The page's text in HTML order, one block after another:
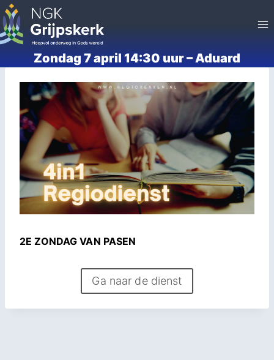
Doorgaan
naar
inhoud
Zondag 7 april 14:30 uur – Aduard
2E ZONDAG VAN PASEN
Ga naar de dienst